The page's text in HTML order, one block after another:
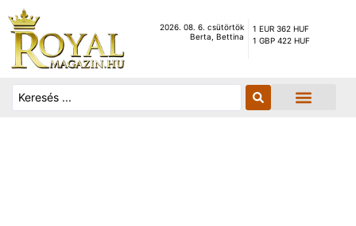
2026. 08. 6. csütörtök
Berta, Bettina
1 EUR 362 HUF
1 GBP 422 HUF